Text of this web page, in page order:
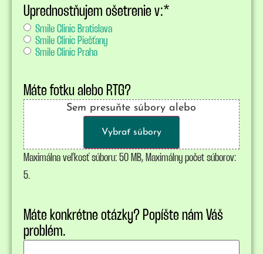
Uprednostňujem ošetrenie v:*
Smile Clinic Bratislava
Smile Clinic Piešťany
Smile Clinic Praha
Máte fotku alebo RTG?
Sem presuňte súbory alebo
Vybrať súbory
Maximálna veľkosť súboru: 50 MB, Maximálny počet súborov:
5.
Máte konkrétne otázky? Popíšte nám Váš
problém.